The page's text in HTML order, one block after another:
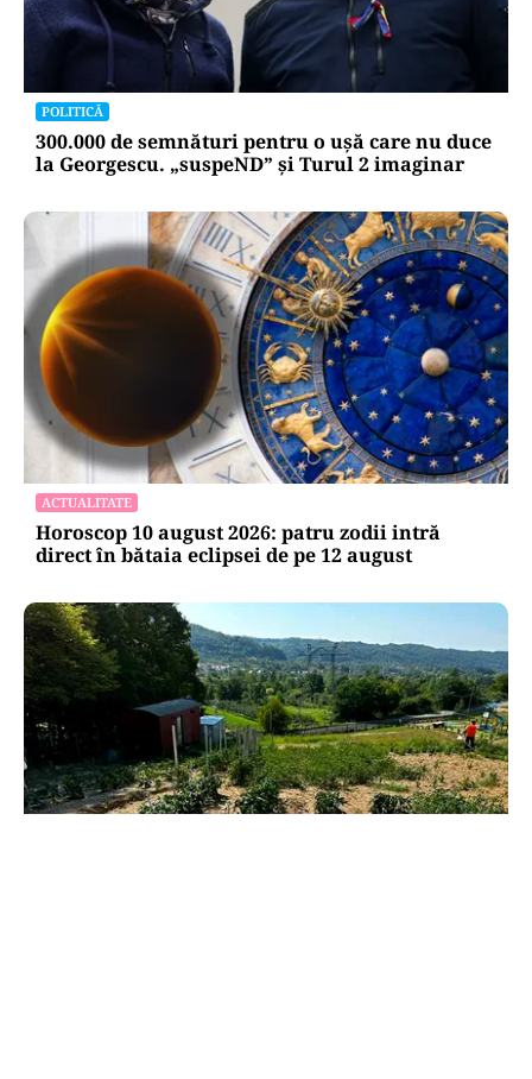
POLITICĂ
300.000 de semnături pentru o ușă care nu duce
la Georgescu. „suspeND” și Turul 2 imaginar
ACTUALITATE
Horoscop 10 august 2026: patru zodii intră
direct în bătaia eclipsei de pe 12 august